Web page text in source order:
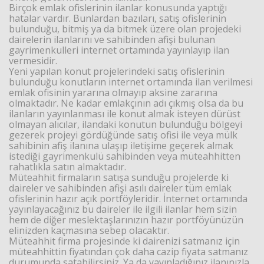
Birçok emlak ofislerinin ilanlar konusunda yaptığı
hatalar vardır. Bunlardan bazıları, satış ofislerinin
bulunduğu, bitmiş ya da bitmek üzere olan projedeki
dairelerin ilanlarını ve sahibinden afişi bulunan
gayrimenkulleri internet ortamında yayınlayıp ilan
vermesidir.
Yeni yapılan konut projelerindeki satış ofislerinin
bulunduğu konutların internet ortamında ilan verilmesi
emlak ofisinin yararına olmayıp aksine zararına
olmaktadır. Ne kadar emlakçının adı çıkmış olsa da bu
ilanların yayınlanması ile konut almak isteyen dürüst
olmayan alıcılar, ilandaki konutun bulunduğu bölgeyi
gezerek projeyi gördüğünde satış ofisi ile veya mülk
sahibinin afiş ilanına ulaşıp iletişime geçerek almak
istediği gayrimenkulü sahibinden veya müteahhitten
rahatlıkla satın almaktadır.
Müteahhit firmaların satışa sunduğu projelerde ki
daireler ve sahibinden afişi asılı daireler tüm emlak
ofislerinin hazır açık portföyleridir. İnternet ortamında
yayınlayacağınız bu daireler ile ilgili ilanlar hem sizin
hem de diğer meslektaşlarınızın hazır portföyünüzün
elinizden kaçmasına sebep olacaktır.
Müteahhit firma projesinde ki dairenizi satmanız için
müteahhittin fiyatından çok daha cazip fiyata satmanız